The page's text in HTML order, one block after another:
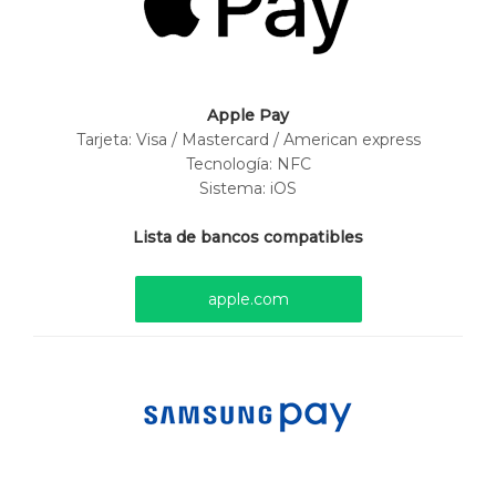
Apple Pay
Tarjeta: Visa / Mastercard / American express
Tecnología: NFC
Sistema: iOS
Lista de bancos compatibles
apple.com